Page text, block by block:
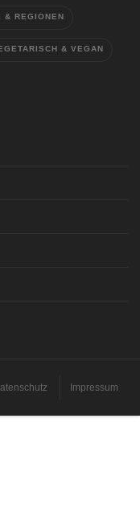
& REGIONEN
& VEGAN
Impressum